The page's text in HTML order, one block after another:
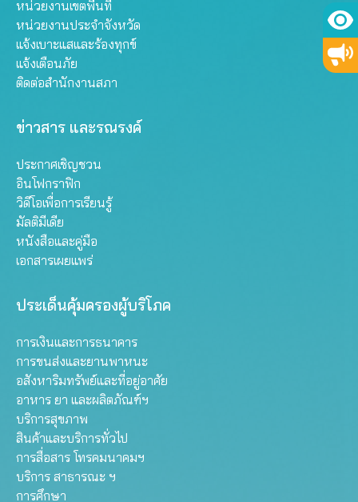
หน่วยงานเขตพื้นที่
หน่วยงานประจำจังหวัด
แจ้งเบาะแสและร้องทุกข์
แจ้งเตือนภัย
ติดต่อสำนักงานสภา
ข่าวสาร และรณรงค์
ประกาศเชิญชวน
อินโฟกราฟิก
วิดีโอเพื่อการเรียนรู้
มัลติมีเดีย
หนังสือและคู่มือ
เอกสารเผยแพร่
ประเด็นคุ้มครองผู้บริโภค
การเงินและการธนาคาร
การขนส่งและยานพาหนะ
อสังหาริมทรัพย์และที่อยู่อาศัย
อาหาร ยา และผลิตภัณฑ์ฯ
บริการสุขภาพ
สินค้าและบริการทั่วไป
การสื่อสาร โทรคมนาคมฯ
บริการ สาธารณะ ฯ
การศึกษา